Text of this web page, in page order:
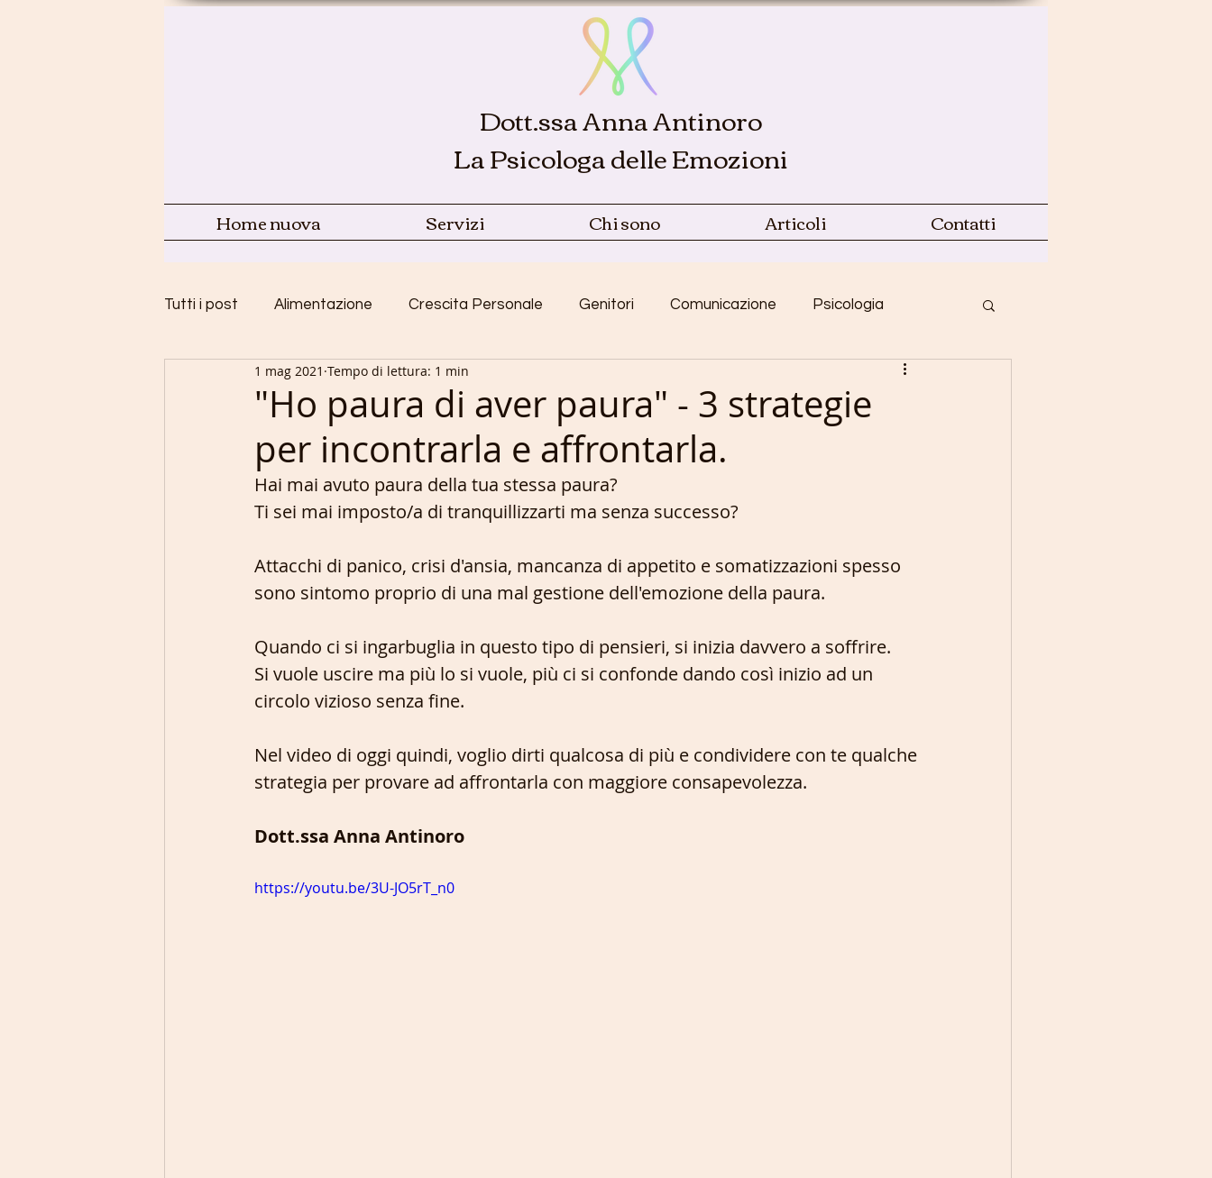
Dott.ssa Anna Antinoro
La Psicologa delle Emozioni
Home nuova Servizi Chi sono Articoli Contatti
Tutti i post Alimentazione Crescita Personale Genitori Comunicazione Psicologia
Infanzia e Adolescenza Emozioni
Intelligenza Artificiale
"Ho paura di aver paura" - 3 strategie
per incontrarla e affrontarla.
1 mag 2021 Tempo di lettura: 1 min
Hai mai avuto paura della tua stessa paura?
Ti sei mai imposto/a di tranquillizzarti ma senza successo?
Attacchi di panico, crisi d'ansia, mancanza di appetito e somatizzazioni spesso
sono sintomo proprio di una mal gestione dell'emozione della paura.
Quando ci si ingarbuglia in questo tipo di pensieri, si inizia davvero a soffrire.
Si vuole uscire ma più lo si vuole, più ci si confonde dando così inizio ad un
circolo vizioso senza fine.
Nel video di oggi quindi, voglio dirti qualcosa di più e condividere con te qualche
strategia per provare ad affrontarla con maggiore consapevolezza.
Dott.ssa Anna Antinoro
https://youtu.be/3U-JO5rT_n0